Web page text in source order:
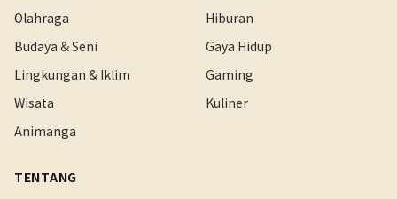
Olahraga
Hiburan
Budaya & Seni
Gaya Hidup
Lingkungan & Iklim
Gaming
Wisata
Kuliner
Animanga
TENTANG